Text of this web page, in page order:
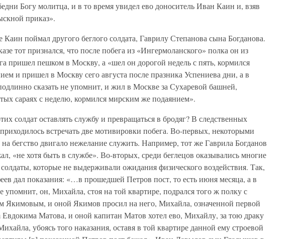
Богу молитца, и в то время увидел ево доноситель Иван Каин и, взяв
приказ».
Каин поймал другого беглого солдата, Гаврилу Степанова сына Богданова.
тот признался, что после побега из «Ингермоланского» полка он из
пришел пешком в Москву, а «шел он дорогой недель с пять, кормился
и пришел в Москву сего августа после празника Успениева дни, а в
сказать не упомнит, и жил в Москве за Сухаревой башней,
сараях с неделю, кормился мирским же подаянием».
солдат оставлять службу и превращаться в бродяг? В следственных
встречать две мотивировки побега. Во-первых, некоторыми
бегство двигало нежелание служить. Например, тот же Гаврила Богданов
«не хотя быть в службе». Во-вторых, среди беглецов оказывались многие
которые не выдерживали ожидания физического воздействия. Так,
дал показания: «…в прошедшей Петров пост, то есть июня месяца, а в
упомнит, он, Михайла, стоя на той квартире, подрался того ж полку с
Якимовым, и оной Якимов просил на него, Михайла, означенной первой
Евдокима Матова, и оной капитан Матов хотел ево, Михайлу, за тою драку
убоясь того наказания, оставя в той квартире данной ему строевой